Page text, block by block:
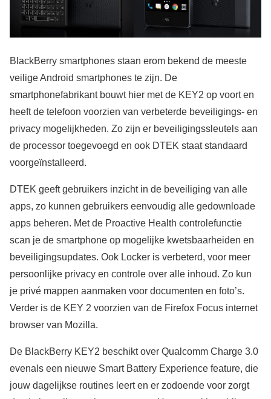
BlackBerry smartphones staan erom bekend de meeste
veilige Android smartphones te zijn. De
smartphonefabrikant bouwt hier met de KEY2 op voort en
heeft de telefoon voorzien van verbeterde beveiligings- en
privacy mogelijkheden. Zo zijn er beveiligingssleutels aan
de processor toegevoegd en ook DTEK staat standaard
voorgeïnstalleerd.
DTEK geeft gebruikers inzicht in de beveiliging van alle
apps, zo kunnen gebruikers eenvoudig alle gedownloade
apps beheren. Met de Proactive Health controlefunctie
scan je de smartphone op mogelijke kwetsbaarheiden en
beveiligingsupdates. Ook Locker is verbeterd, voor meer
persoonlijke privacy en controle over alle inhoud. Zo kun
je privé mappen aanmaken voor documenten en foto’s.
Verder is de KEY 2 voorzien van de Firefox Focus internet
browser van Mozilla.
De BlackBerry KEY2 beschikt over Qualcomm Charge 3.0
evenals een nieuwe Smart Battery Experience feature, die
jouw dagelijkse routines leert en er zodoende voor zorgt